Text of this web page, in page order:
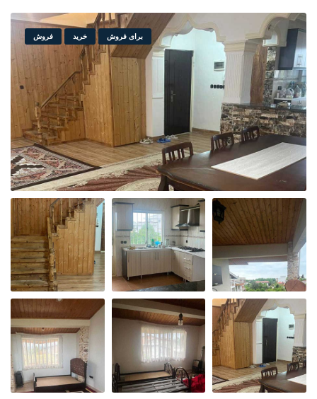
برای فروش خرید فروش